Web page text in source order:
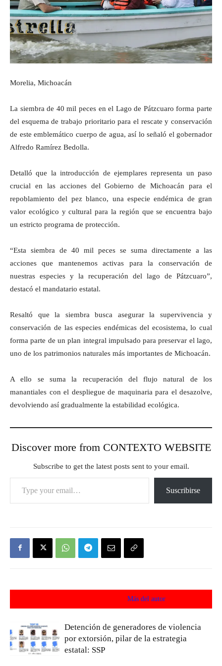
Morelia, Michoacán
La siembra de 40 mil peces en el Lago de Pátzcuaro forma parte
del esquema de trabajo prioritario para el rescate y conservación
de este emblemático cuerpo de agua, así lo señaló el gobernador
Alfredo Ramírez Bedolla.
Detalló que la introducción de ejemplares representa un paso
crucial en las acciones del Gobierno de Michoacán para el
repoblamiento del pez blanco, una especie endémica de gran
valor ecológico y cultural para la región que se encuentra bajo
un estricto programa de protección.
“Esta siembra de 40 mil peces se suma directamente a las
acciones que mantenemos activas para la conservación de
nuestras especies y la recuperación del lago de Pátzcuaro”,
destacó el mandatario estatal.
Resaltó que la siembra busca asegurar la supervivencia y
conservación de las especies endémicas del ecosistema, lo cual
forma parte de un plan integral impulsado para preservar el lago,
uno de los patrimonios naturales más importantes de Michoacán.
A ello se suma la recuperación del flujo natural de los
manantiales con el despliegue de maquinaria para el desazolve,
devolviendo así gradualmente la estabilidad ecológica.
Discover more from CONTEXTO WEBSITE
Subscribe to get the latest posts sent to your email.
Type your email…
Suscribirse
Más del autor
Detención de generadores de violencia
por extorsión, pilar de la estrategia
estatal: SSP